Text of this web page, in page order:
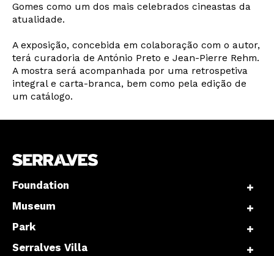
Gomes como um dos mais celebrados cineastas da
atualidade.
A exposição, concebida em colaboração com o autor,
terá curadoria de António Preto e Jean-Pierre Rehm.
A mostra será acompanhada por uma retrospetiva
integral e carta-branca, bem como pela edição de
um catálogo.
Foundation
Museum
Park
Serralves Villa
Interesses